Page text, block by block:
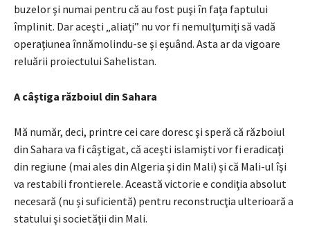
buzelor şi numai pentru că au fost puşi în faţa faptului
împlinit. Dar aceşti „aliaţi” nu vor fi nemulţumiţi să vadă
operaţiunea înnămolindu-se şi eşuând. Asta ar da vigoare
reluării proiectului Sahelistan.
A câştiga războiul din Sahara
Mă număr, deci, printre cei care doresc şi speră că războiul
din Sahara va fi câştigat, că aceşti islamişti vor fi eradicaţi
din regiune (mai ales din Algeria şi din Mali) și că Mali-ul îşi
va restabili frontierele. Această victorie e condiţia absolut
necesară (nu și suficientă) pentru reconstrucţia ulterioară a
statului şi societăţii din Mali.